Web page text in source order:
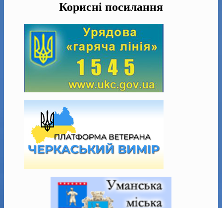
Корисні посилання